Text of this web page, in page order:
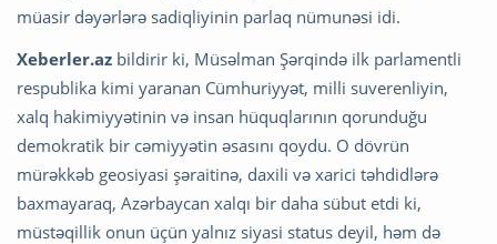
müasir dəyərlərə sadiqliyinin parlaq nümunəsi idi.
Xeberler.az bildirir ki, Müsəlman Şərqində ilk parlamentli
respublika kimi yaranan Cümhuriyyət, milli suverenliyin,
xalq hakimiyyətinin və insan hüquqlarının qorunduğu
demokratik bir cəmiyyətin əsasını qoydu. O dövrün
mürəkkəb geosiyasi şəraitinə, daxili və xarici təhdidlərə
baxmayaraq, Azərbaycan xalqı bir daha sübut etdi ki,
müstəqillik onun üçün yalnız siyasi status deyil, həm də